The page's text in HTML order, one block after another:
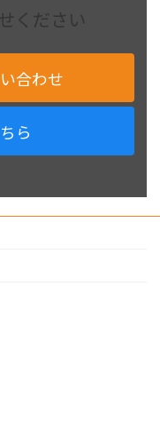
ください
合わせ
ら